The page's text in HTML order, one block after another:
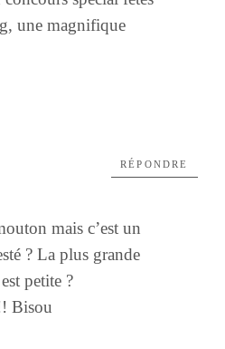
une magnifique
mais c’est un
? La plus grande
petite ?
Bisou
RÉPONDRE